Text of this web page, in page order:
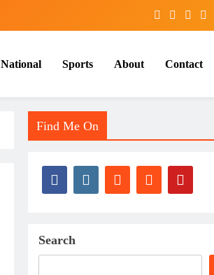
National Sports About Contact
Find Me On
Search